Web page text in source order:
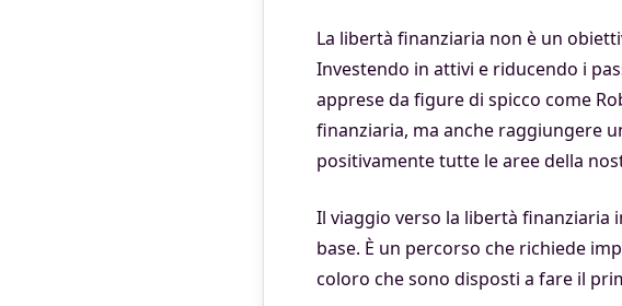
La libertà finanziaria non è un
Investendo in attivi e riducendo i
apprese da figure di spicco come
finanziaria, ma anche raggiungere
positivamente tutte le aree della
Il viaggio verso la libertà finanziaria
base. È un percorso che richiede
coloro che sono disposti a fare il